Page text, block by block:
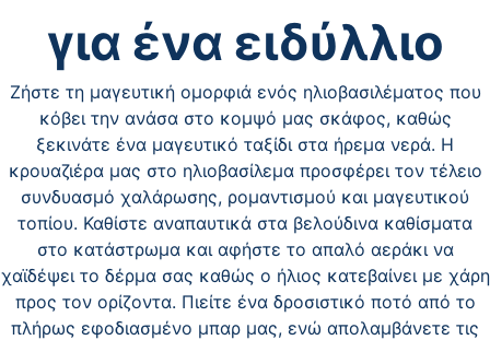
για ένα ειδύλλιο
Ζήστε τη μαγευτική ομορφιά ενός ηλιοβασιλέματος που
κόβει την ανάσα στο κομψό μας σκάφος, καθώς
ξεκινάτε ένα μαγευτικό ταξίδι στα ήρεμα νερά. Η
κρουαζιέρα μας στο ηλιοβασίλεμα προσφέρει τον τέλειο
συνδυασμό χαλάρωσης, ρομαντισμού και μαγευτικού
τοπίου. Καθίστε αναπαυτικά στα βελούδινα καθίσματα
στο κατάστρωμα και αφήστε το απαλό αεράκι να
χαϊδέψει το δέρμα σας καθώς ο ήλιος κατεβαίνει με χάρη
προς τον ορίζοντα. Πιείτε ένα δροσιστικό ποτό από το
πλήρως εφοδιασμένο μπαρ μας, ενώ απολαμβάνετε τις